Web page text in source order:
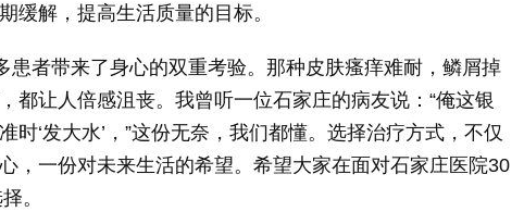
缓解，提高生活质量的目标。
患者带来了身心的双重考验。那种皮肤瘙痒难耐，鳞屑掉
都让人倍感沮丧。我曾听一位石家庄的病友说：“俺这银
时‘发大水’，”这份无奈，我们都懂。选择治疗方式，不仅
，一份对未来生活的希望。希望大家在面对石家庄医院30
。